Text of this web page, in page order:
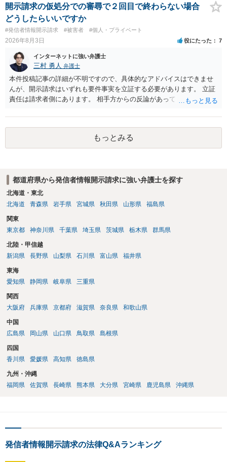
ても失敗する可能性が高いように思われます。 相手を特定できた場
合、相手に全ての弁護士費用を負担させることは可能でしょうか？ →
訴訟外の交渉で相手方が認めれば負担させることができるでしょう。
訴訟で判決となった場合は、実際の弁護士費用が認められる場合と認
められない場合があり何ともいえないところでしょう。
開示請求の仮処分での審尋で２回目で終わらない場合
どうしたらいいですか
#発信者情報開示請求 #被害者 #個人・プライベート
2026年8月3日 役にたった 7
インターネットに強い弁護士
三村 勇人 弁護士
本件投稿記事の詳細が不明ですので、具体的なアドバイスはできませ
んが、開示請求はいずれも要件事実を立証する必要があります。 立証
責任は請求者側にあります。 相手方からの反論があっても、裁判官が
方が口頭で反論したのは、仮処分は迅速性が要求されるためです。 書
面での反論となれば、より遅延する可能性がございます。 また、本件
はXのため、APのIPアドレスの保存期間の問題もございます。 開示請
求は法律知識が不可欠ですが、それだけでは足りず、実務を踏まえた
もっとみる
都道府県から発信者情報開示請求に強い弁護士を探す
北海道・東北
北海道
青森県 岩手県 宮城県 秋田県 山形県 福島県
関東
東京都
神奈川県 千葉県 埼玉県 茨城県 栃木県 群馬県
北陸・甲信越
新潟県
長野県 山梨県 石川県 富山県 福井県
東海
愛知県
静岡県 岐阜県 三重県
関西
大阪府
兵庫県 京都府 滋賀県 奈良県 和歌山県
中国
広島県
岡山県 山口県 鳥取県 島根県
四国
香川県
愛媛県 高知県 徳島県
九州・沖縄
福岡県
佐賀県 長崎県 熊本県 大分県 宮崎県 鹿児島県 沖縄県
発信者情報開示請求の法律Q&Aランキング